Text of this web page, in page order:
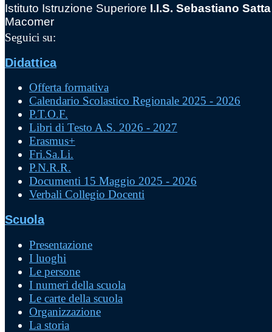
Istituto Istruzione Superiore I.I.S. Sebastiano Satta
Macomer
Seguici su:
Didattica
Offerta formativa
Calendario Scolastico Regionale 2025 - 2026
P.T.O.F.
Libri di Testo A.S. 2026 - 2027
Erasmus+
Fri.Sa.Li.
P.N.R.R.
Documenti 15 Maggio 2025 - 2026
Verbali Collegio Docenti
Scuola
Presentazione
I luoghi
Le persone
I numeri della scuola
Le carte della scuola
Organizzazione
La storia